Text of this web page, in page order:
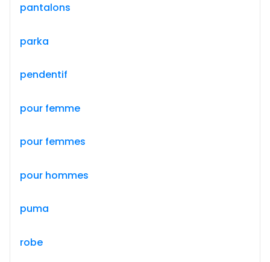
pantalons
parka
pendentif
pour femme
pour femmes
pour hommes
puma
robe